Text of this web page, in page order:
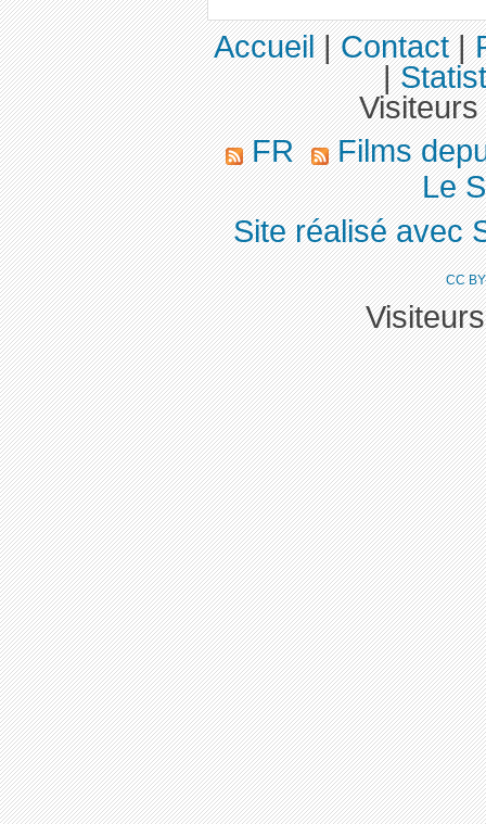
Accueil|Contact|
|
FR
Films
Le
Site réalisé avec
CC